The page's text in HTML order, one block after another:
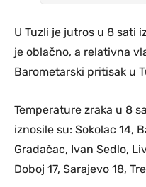
U Tuzli je jutros u 8 sati
je oblačno, a relativna
Barometarski pritisak u
Temperature zraka u 8
iznosile su: Sokolac 14,
Gradačac, Ivan Sedlo,
Doboj 17, Sarajevo 18,